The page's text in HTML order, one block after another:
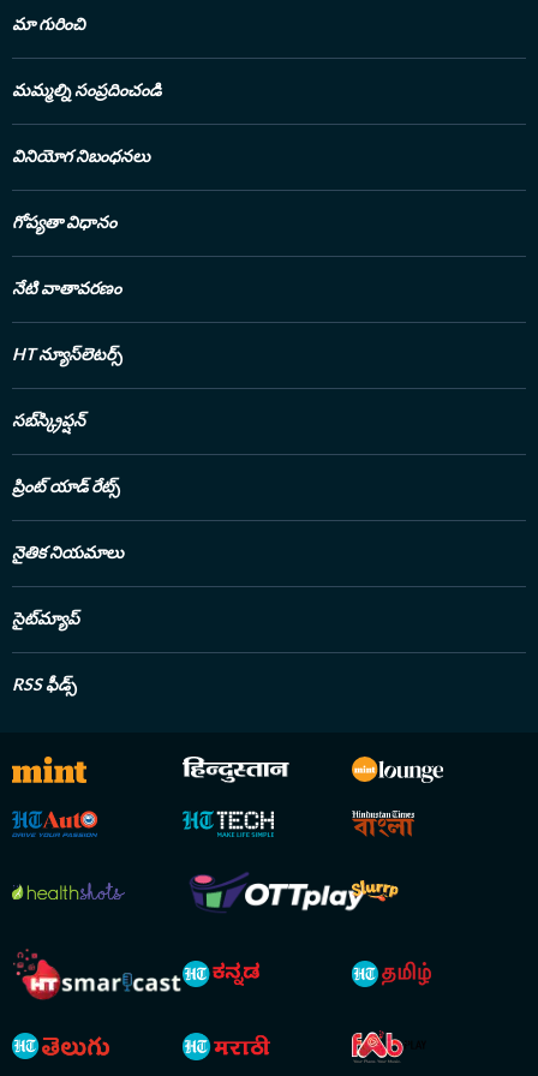
పాటు జర్నలిజంపై
విషయాలను, క్రికెట్
మా గురించి
మమ్మల్ని సంప్రదించండి
వినియోగ నిబంధనలు
గోప్యతా విధానం
నేటి వాతావరణం
HT న్యూస్‌లెటర్స్
సబ్‌స్క్రిప్షన్
ప్రింట్ యాడ్ రేట్స్
నైతిక నియమాలు
సైట్‌మ్యాప్
RSS ఫీడ్స్